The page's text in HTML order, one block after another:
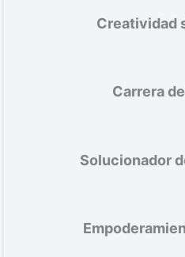
Creatividad
Carrera
Solucionador